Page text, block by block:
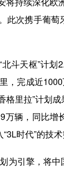
此次携手葡
天枢”计划
，完成近
里拉”计划
辆，同比
时代”的技术
为引擎，将